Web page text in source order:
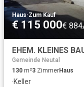
Haus·Zum Kauf
€ 115 000€
EHEM. KLEINES
Gemeinde Neutal
130 m²3 ZimmerHaus
·Keller